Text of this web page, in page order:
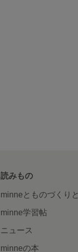
読みもの
minneとものづくりと
minne学習帖
ニュース
minneの本